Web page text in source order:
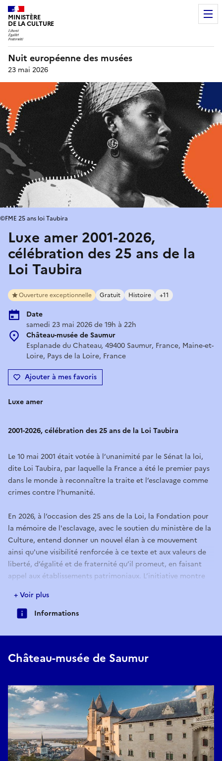
MINISTÈRE
DE LA CULTURE
Nuit européenne des musées
23 mai 2026
Luxe amer 2001-2026,
célébration des 25 ans de la
Loi Taubira
Ouverture exceptionnelle Gratuit Histoire +11
Date
samedi 23 mai 2026 de 19h à 22h
Château-musée de Saumur
Esplanade du Chateau, 49400 Saumur, France, Maine-et-
Loire, Pays de la Loire, France
Ajouter à mes favoris
©FME 25 ans loi Taubira
Luxe amer
2001-2026, célébration des 25 ans de la Loi Taubira
Le 10 mai 2001 était votée à l’unanimité par le Sénat la loi,
dite Loi Taubira, par laquelle la France a été le premier pays
dans le monde à reconnaître la traite et l’esclavage comme
crimes contre l’humanité.
En 2026, à l’occasion des 25 ans de la Loi, la Fondation pour
la mémoire de l'esclavage, avec le soutien du ministère de la
Culture, entend donner un nouvel élan à ce mouvement
ainsi qu'une visibilité renforcée à ce texte et aux valeurs de
liberté, d’égalité et de fraternité qu’il promeut, en faisant
appel aux établissements patrimoniaux. L’initiative montre
ont laissé leur empreinte dans tous les territoires, et
comment cette empreinte s’est inscrite dans les collections
redonner à voir les collections du Château-Musée de Saumur,
colonial et esclavagiste qui irrigue l’économie et la société
européennes à l’époque moderne.
Intégrée au parcours permanent, l'exposition sera inaugurée
à l'occasion de la Nuit des musées le 23 mai, journée
nationale en hommage aux victimes de l’esclavage, entrée
dans la loi en 2017.
+ Voir plus
Informations
Château-musée de Saumur